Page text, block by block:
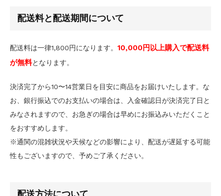
配送料と配送期間について
配送料は一律1,800円になります。 10,000円以上購入で配送料
が無料となります。
決済完了から10〜14営業日を目安に商品をお届けいたします。な
お、銀行振込でのお支払いの場合は、入金確認日が決済完了日と
みなされますので、お急ぎの場合は早めにお振込みいただくこと
をおすすめします。
※通関の混雑状況や天候などの影響により、配送が遅延する可能
性もございますので、予めご了承ください。